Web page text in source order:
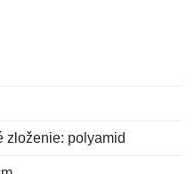
zloženie: polyamid